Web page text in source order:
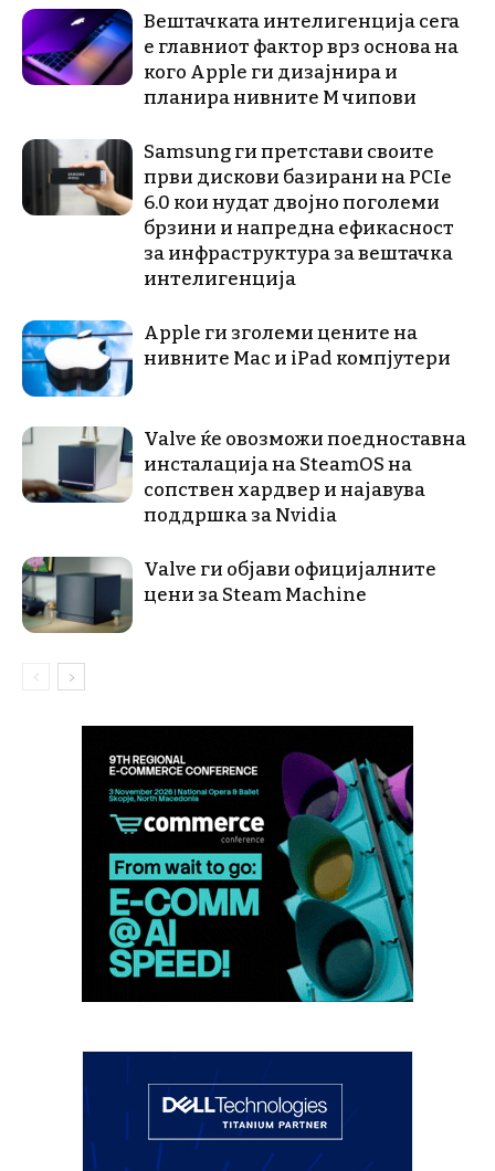
Вештачката интелигенција сега
е главниот фактор врз основа на
кого Apple ги дизајнира и
планира нивните М чипови
Samsung ги претстави своите
први дискови базирани на PCIe
6.0 кои нудат двојно поголеми
брзини и напредна ефикасност
за инфраструктура за вештачка
интелигенција
Apple ги зголеми цените на
нивните Mac и iPad компјутери
Valve ќе овозможи поедноставна
инсталација на SteamOS на
сопствен хардвер и најавува
поддршка за Nvidia
Valve ги објави официјалните
цени за Steam Machine